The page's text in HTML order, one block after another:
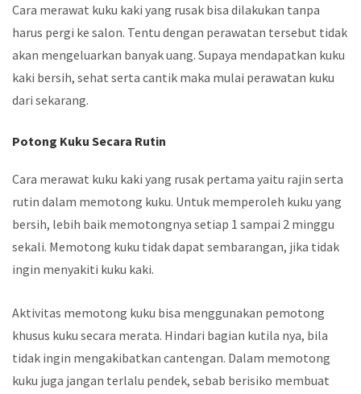
Cara merawat kuku kaki yang rusak bisa dilakukan tanpa
harus pergi ke salon. Tentu dengan perawatan tersebut tidak
akan mengeluarkan banyak uang. Supaya mendapatkan kuku
kaki bersih, sehat serta cantik maka mulai perawatan kuku
dari sekarang.
Potong Kuku Secara Rutin
Cara merawat kuku kaki yang rusak pertama yaitu rajin serta
rutin dalam memotong kuku. Untuk memperoleh kuku yang
bersih, lebih baik memotongnya setiap 1 sampai 2 minggu
sekali. Memotong kuku tidak dapat sembarangan, jika tidak
ingin menyakiti kuku kaki.
Aktivitas memotong kuku bisa menggunakan pemotong
khusus kuku secara merata. Hindari bagian kutila nya, bila
tidak ingin mengakibatkan cantengan. Dalam memotong
kuku juga jangan terlalu pendek, sebab berisiko membuat